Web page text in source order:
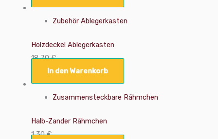
Zubehör Ablegerkasten
Holzdeckel Ablegerkasten
18,70€
In den Warenkorb
Zusammensteckbare Rähmchen
Halb-Zander Rähmchen
1,30€